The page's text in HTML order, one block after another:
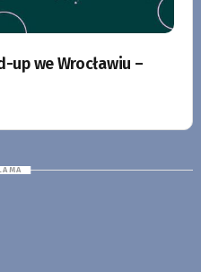
up we Wrocławiu –